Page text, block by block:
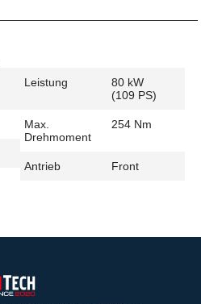
Leistung
80 kW
(109 PS)
Max.
Drehmoment
254 Nm
Antrieb Front